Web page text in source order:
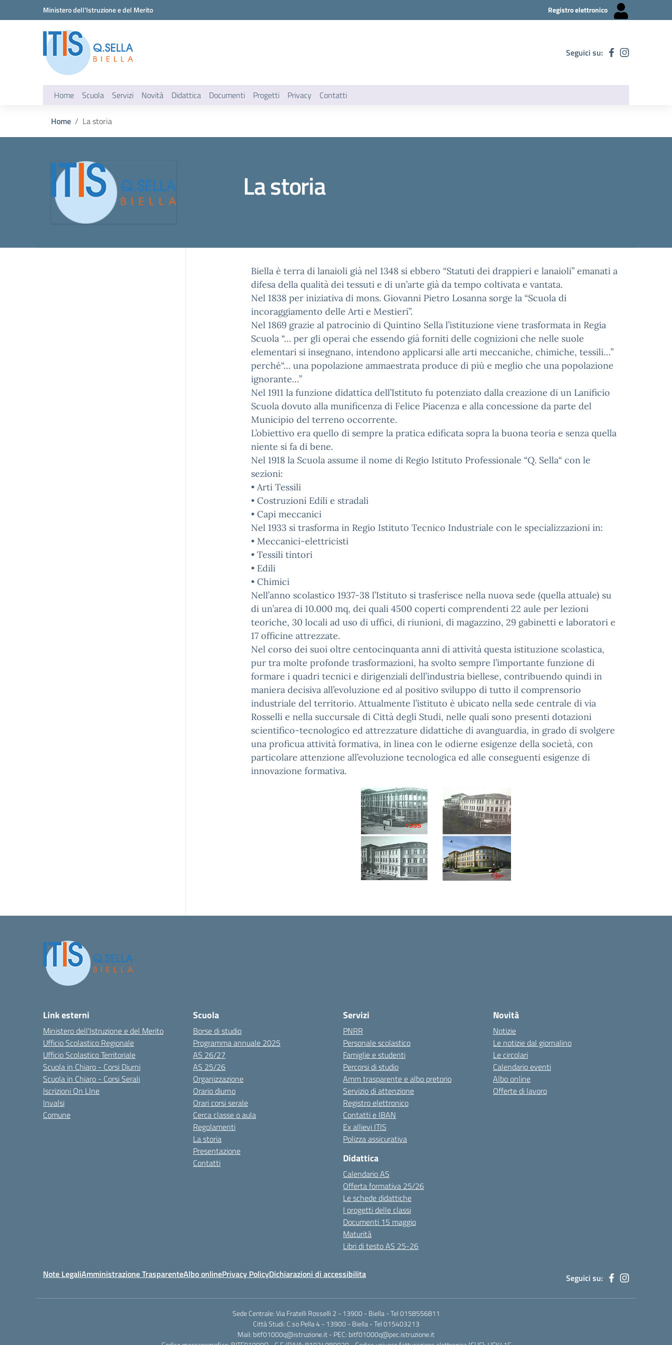
Vai ai contenuti
Vai al menu di navigazioneMinistero dell'Istruzione e del Merito Registro elettronico
Seguici su:
Home Scuola Servizi Novità Didattica Documenti Progetti Privacy Contatti
Home La storia
La storia
Biella è terra di lanaioli già nel 1348 si ebbero “Statuti dei drappieri e lanaioli” emanati a
difesa della qualità dei tessuti e di un’arte già da tempo coltivata e vantata.
Nel 1838 per iniziativa di mons. Giovanni Pietro Losanna sorge la “Scuola di
incoraggiamento delle Arti e Mestieri”.
Nel 1869 grazie al patrocinio di Quintino Sella l’istituzione viene trasformata in Regia
Scuola “… per gli operai che essendo già forniti delle cognizioni che nelle suole
elementari si insegnano, intendono applicarsi alle arti meccaniche, chimiche, tessili…”
perché“… una popolazione ammaestrata produce di più e meglio che una popolazione
ignorante…”
Nel 1911 la funzione didattica dell’Istituto fu potenziato dalla creazione di un Lanificio
Scuola dovuto alla munificenza di Felice Piacenza e alla concessione da parte del
Municipio del terreno occorrente.
L’obiettivo era quello di sempre la pratica edificata sopra la buona teoria e senza quella
niente si fa di bene.
Nel 1918 la Scuola assume il nome di Regio Istituto Professionale “Q. Sella“ con le
sezioni:
• Arti Tessili
• Costruzioni Edili e stradali
• Capi meccanici
Nel 1933 si trasforma in Regio Istituto Tecnico Industriale con le specializzazioni in:
• Meccanici-elettricisti
• Tessili tintori
• Edili
• Chimici
Nell’anno scolastico 1937-38 l’Istituto si trasferisce nella nuova sede (quella attuale) su
di un’area di 10.000 mq, dei quali 4500 coperti comprendenti 22 aule per lezioni
teoriche, 30 locali ad uso di uffici, di riunioni, di magazzino, 29 gabinetti e laboratori e
17 officine attrezzate.
Nel corso dei suoi oltre centocinquanta anni di attività questa istituzione scolastica,
pur tra molte profonde trasformazioni, ha svolto sempre l’importante funzione di
formare i quadri tecnici e dirigenziali dell’industria biellese, contribuendo quindi in
maniera decisiva all’evoluzione ed al positivo sviluppo di tutto il comprensorio
industriale del territorio. Attualmente l’istituto è ubicato nella sede centrale di via
Rosselli e nella succursale di Città degli Studi, nelle quali sono presenti dotazioni
scientifico-tecnologico ed attrezzature didattiche di avanguardia, in grado di svolgere
una proficua attività formativa, in linea con le odierne esigenze della società, con
particolare attenzione all’evoluzione tecnologica ed alle conseguenti esigenze di
innovazione formativa.
Link esterni
Ministero dell'Istruzione e del Merito
Ufficio Scolastico Regionale
Ufficio Scolastico Territoriale
Scuola in Chiaro - Corsi Diurni
Scuola in Chiaro - Corsi Serali
Iscrizioni On LIne
Invalsi
Comune
Scuola
Borse di studio
Programma annuale 2025
AS 26/27
AS 25/26
Organizzazione
Orario diurno
Orari corsi serale
Cerca classe o aula
Regolamenti
La storia
Presentazione
Contatti
Servizi
PNRR
Personale scolastico
Famiglie e studenti
Percorsi di studio
Amm trasparente e albo pretorio
Servizio di attenzione
Registro elettronico
Contatti e IBAN
Ex allievi ITIS
Polizza assicurativa
Didattica
Calendario AS
Offerta formativa 25/26
Le schede didattiche
I progetti delle classi
Documenti 15 maggio
Maturità
Libri di testo AS 25-26
Novità
Notizie
Le notizie dal giornalino
Le circolari
Calendario eventi
Albo online
Offerte di lavoro
Note LegaliAmministrazione TrasparenteAlbo onlinePrivacy PolicyDichiarazioni di accessibilita Seguici su:
Sede Centrale: Via Fratelli Rosselli 2 - 13900 - Biella - Tel 0158556811
Città Studi: C.so Pella 4 - 13900 - Biella - Tel 015403213
Mail: bitf01000q@istruzione.it- PEC: bitf01000q@pec.istruzione.it